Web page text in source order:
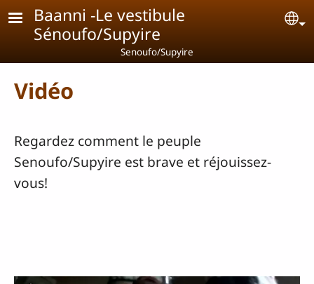
Aller au contenu principal
Baanni -Le vestibule
Sénoufo/Supyire
Senoufo/Supyire
Vidéo
Regardez comment le peuple
Senoufo/Supyire est brave et réjouissez-
vous!